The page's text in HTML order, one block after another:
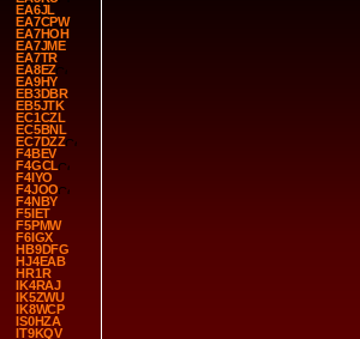
EA6JL
EA7CPW
EA7HOH
EA7JME
EA7TR
EA8EZ
EA9HY
EB3DBR
EB5JTK
EC1CZL
EC5BNL
EC7DZZ
F4BEV
F4GCL
F4IYO
F4JOO
F4NBY
F5IET
F5PMW
F6IGX
HB9DFG
HJ4EAB
HR1R
IK4RAJ
IK5ZWU
IK8WCP
IS0HZA
IT9KQV